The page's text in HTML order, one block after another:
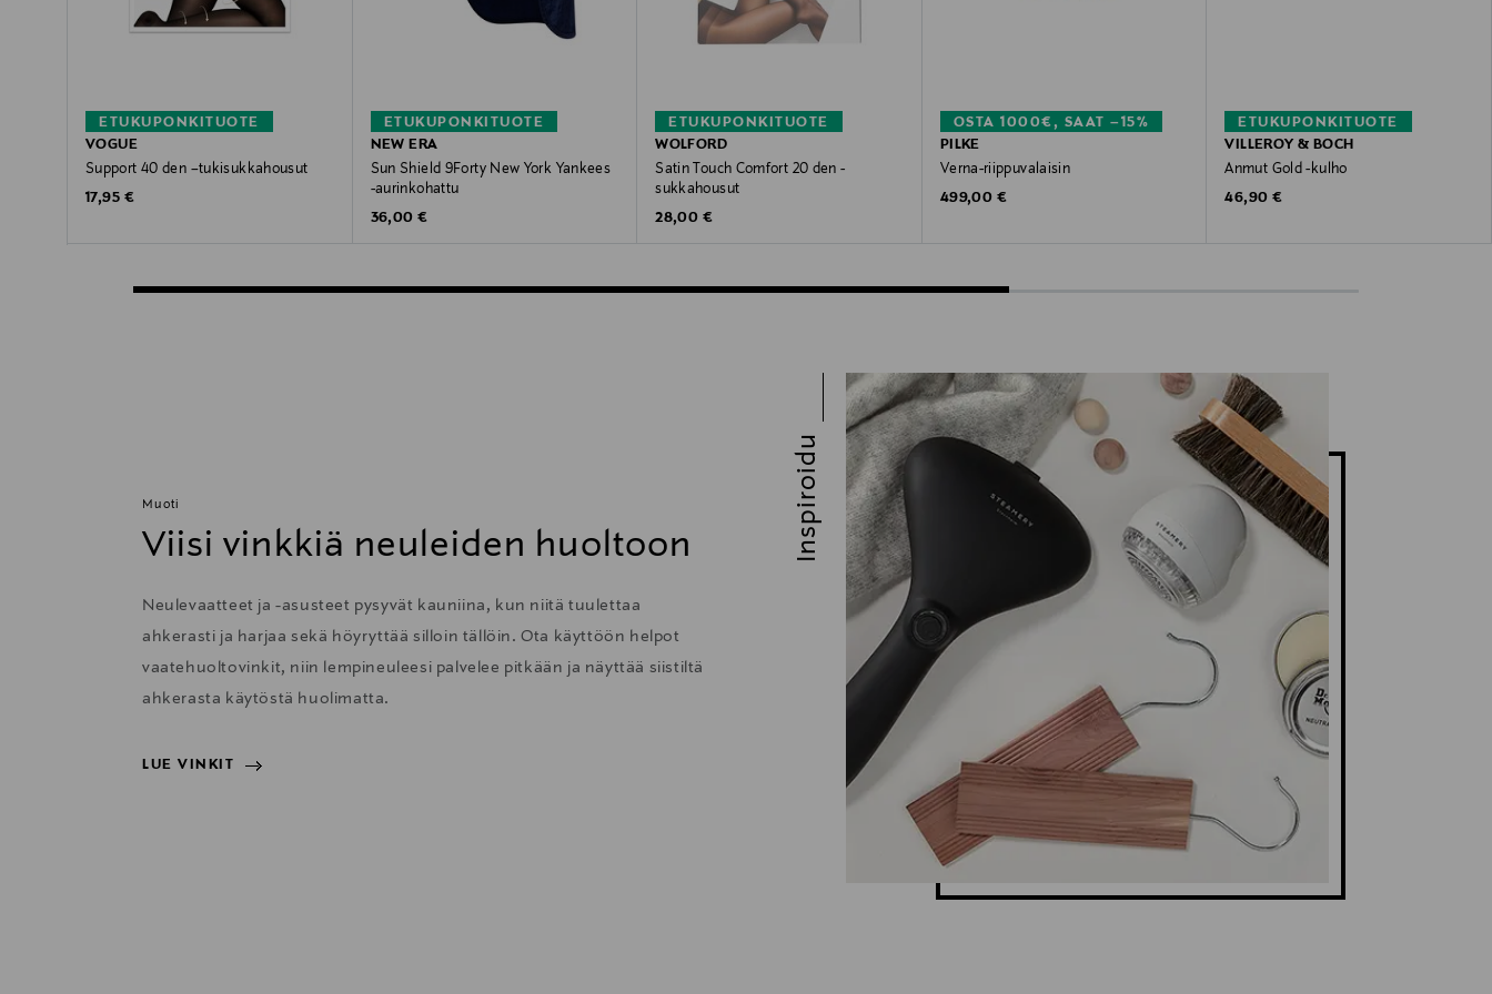
ETUKUPONKITUOTE
VOGUE
Support 40 den –tukisukkahousut
Original Price
17,95 €
ETUKUPONKITUOTE
NEW ERA
Sun Shield 9Forty New York Yankees
-aurinkohattu
Original Price
36,00 €
ETUKUPONKITUOTE
WOLFORD
Satin Touch Comfort 20 den -
sukkahousut
Original Price
28,00 €
OSTA 1000€, SAAT –15%
PILKE
Verna-riippuvalaisin
Original Price
499,00 €
ETUKUPONKITUOTE
VILLEROY & BOCH
Anmut Gold -kulho
Original Price
46,90 €
Muoti
Viisi vinkkiä neuleiden huoltoon
Neulevaatteet ja -asusteet pysyvät kauniina, kun niitä tuulettaa
ahkerasti ja harjaa sekä höyryttää silloin tällöin. Ota käyttöön helpot
vaatehuoltovinkit, niin lempineuleesi palvelee pitkään ja näyttää siistiltä
ahkerasta käytöstä huolimatta.
LUE VINKIT
Inspiroidu